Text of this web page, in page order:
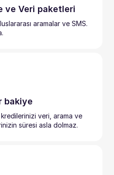
ve Veri paketleri
aramalar ve SMS.
bakiye
veri, arama ve
süresi asla dolmaz.